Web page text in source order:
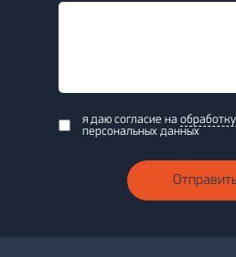
я даю согласие на
персональных данных